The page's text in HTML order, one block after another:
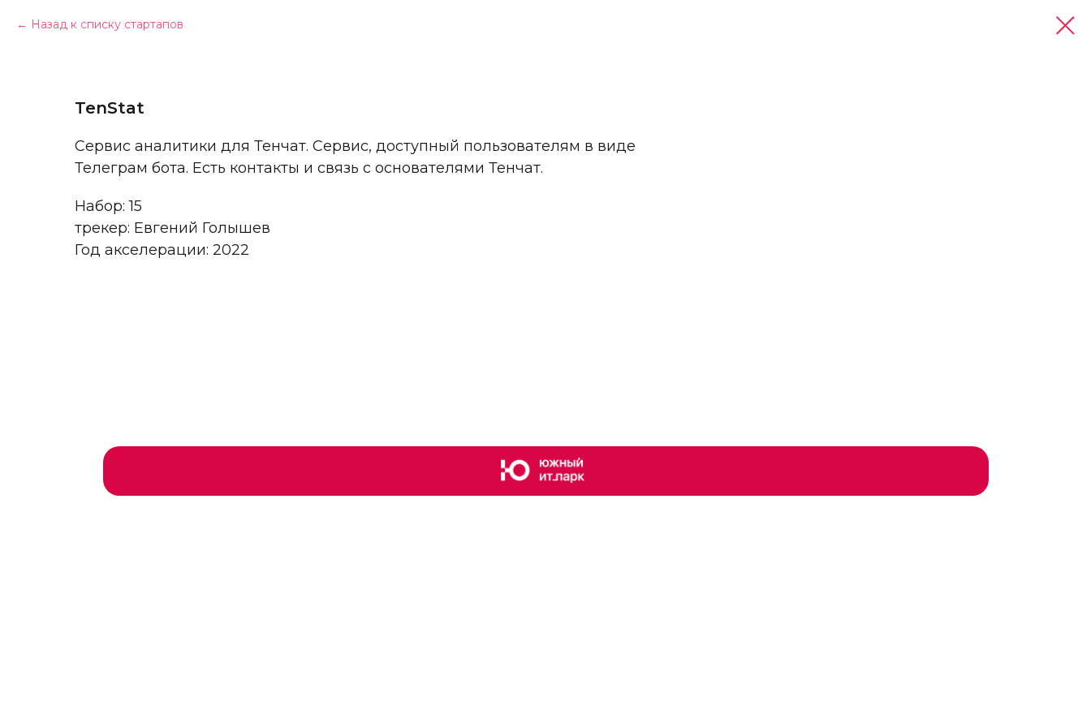
Назад к списку стартапов
TenStat
Сервис аналитики для Тенчат. Сервис, доступный пользователям в виде
Телеграм бота. Есть контакты и связь с основателями Тенчат.
Набор: 15
трекер: Евгений Голышев
Год акселерации: 2022